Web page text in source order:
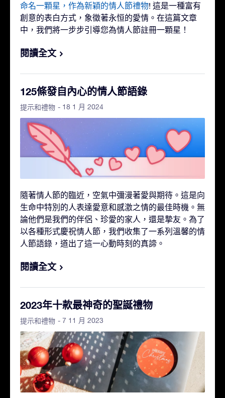
命名一顆星，作為新穎的情人節禮物! 這是一種富有
創意的表白方式，象徵著永恒的愛情。在這篇文章
中，我們將一步步引導您為情人節註冊一顆星！
閱讀全文
125條發自內心的情人節語錄
提示和禮物 - 18 1 月 2024
隨著情人節的臨近，空氣中彌漫著愛與期待。這是向
生命中特別的人表達愛意和感激之情的最佳時機。無
論他們是我們的伴侶、珍愛的家人，還是摯友。為了
以各種形式慶祝情人節，我們收集了一系列溫馨的情
人節語錄，道出了這一心動時刻的真諦。
閱讀全文
2023年十款最神奇的聖誕禮物
提示和禮物 - 7 11 月 2023